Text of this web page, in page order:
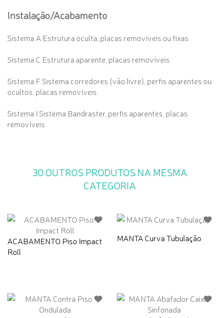
Instalação/Acabamento
Sistema A Estrutura oculta, placas removíveis ou fixas
Sistema C Estrutura aparente, placas removíveis
Sistema F Sistema corredores (vão livre), perfis aparentes ou
ocultos, placas removíveis
Sistema I Sistema Bandraster, perfis aparentes, placas
removíveis
30 OUTROS PRODUTOS NA MESMA
CATEGORIA
ACABAMENTO Piso Impact
Roll
MANTA Curva Tubulação